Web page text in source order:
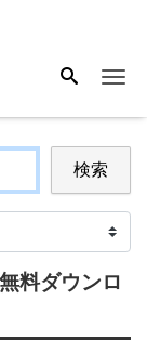
検索
料ダウンロ